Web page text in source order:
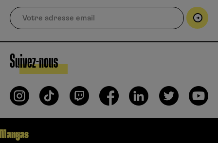
Suivez-nous
Mangas